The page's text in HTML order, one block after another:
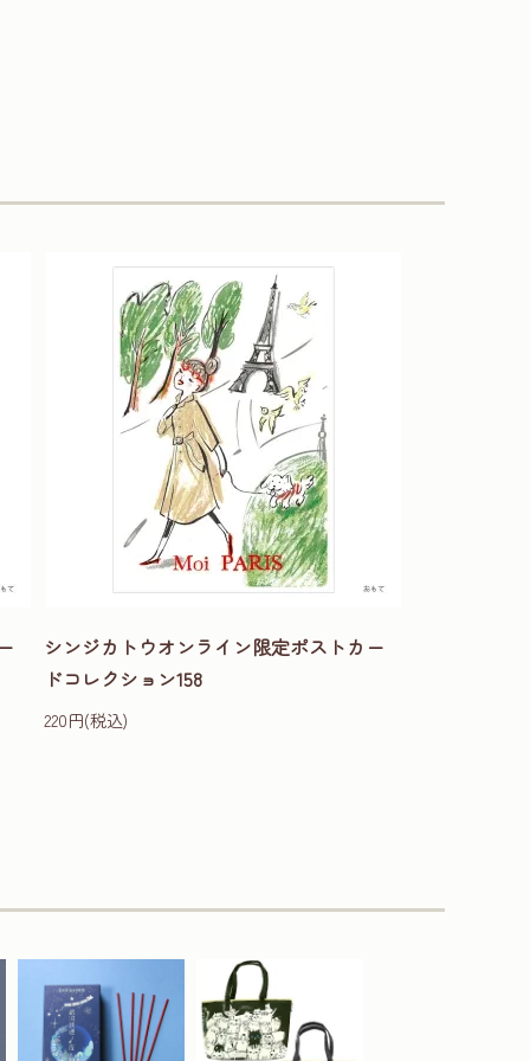
シンジカトウオンライン限定ポストカー
ドコレクション158
220円(税込)